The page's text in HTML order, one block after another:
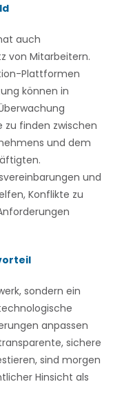
auch
von Mitarbeitern.
Plattformen
können in
zu finden zwischen
und dem
und
Konflikte zu
sondern ein
anpassen
sichere
sind morgen
Hinsicht als